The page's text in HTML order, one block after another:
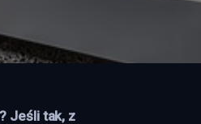
Jeśli tak, z